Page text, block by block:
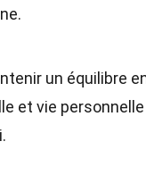
un équilibre
et vie